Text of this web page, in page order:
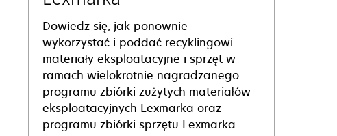
Dowiedz się, jak ponownie
wykorzystać i poddać recyklingowi
materiały eksploatacyjne i sprzęt w
ramach wielokrotnie nagradzanego
programu zbiórki zużytych materiałów
eksploatacyjnych Lexmarka oraz
programu zbiórki sprzętu Lexmarka.